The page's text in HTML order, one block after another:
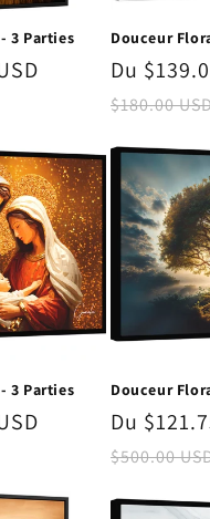
3 Parties
habituel
Douceur
Prix
Du
$180.00
3 Parties
habituel
Douceur
Prix
Du
$500.00